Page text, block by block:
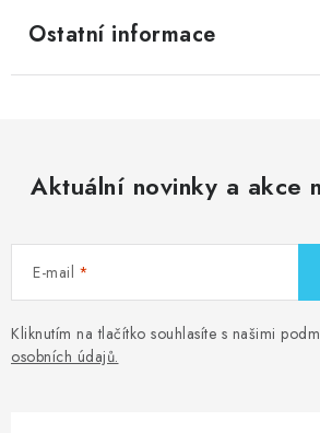
Ostatní informace
Aktuální novinky a akce
E-mail
Kliknutím na tlačítko souhlasíte s našimi
osobních údajů.